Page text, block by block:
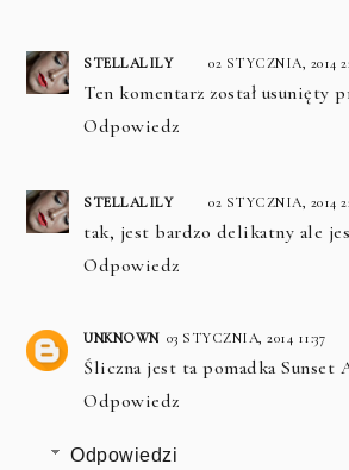
STELLALILY 02 STYCZNIA, 2014
Ten komentarz został usunięty
Odpowiedz
STELLALILY 02 STYCZNIA, 2014
tak, jest bardzo delikatny ale
Odpowiedz
UNKNOWN 03 STYCZNIA, 2014 11:37
Śliczna jest ta pomadka Sunset
Odpowiedz
Odpowiedzi